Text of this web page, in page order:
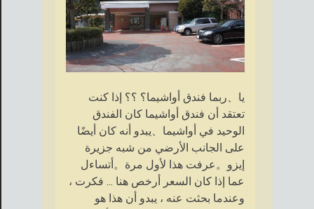
يا、ربما فندق أواشيما؟ ؟؟ إذا كنت
تعتقد أن فندق أواشيما كان الفندق
الوحيد في أواشيما、يبدو أنه كان أيضًا
على الجانب الأرضي من شبه جزيرة
إيزو。عرفت هذا لأول مرة。أتساءل
عما إذا كان السعر أرخص هنا ... فكرت ،
وعندما بحثت عنه ، يبدو أن هذا هو